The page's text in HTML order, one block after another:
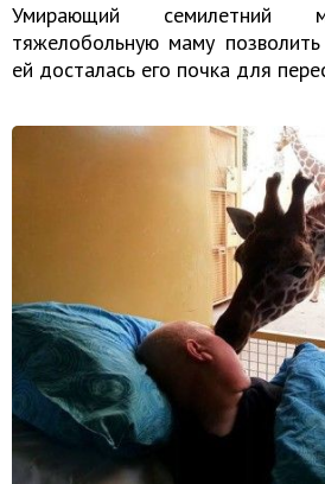
Умирающий семилетний
тяжелобольную маму
ей досталась его почка для